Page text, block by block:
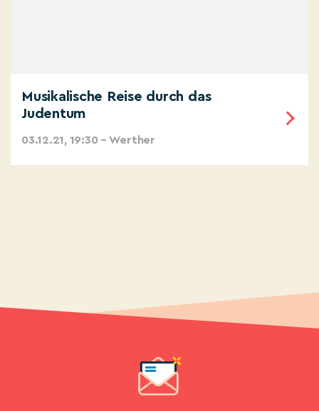
Musikalische Reise durch das
Judentum
03.12.21, 19:30 – Werther